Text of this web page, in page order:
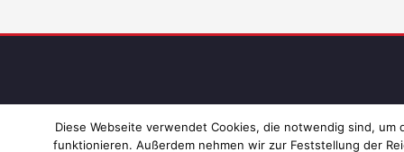
Diese Webseite verwendet Cookies, die notwendig sind,
funktionieren. Außerdem nehmen wir zur Feststellung der